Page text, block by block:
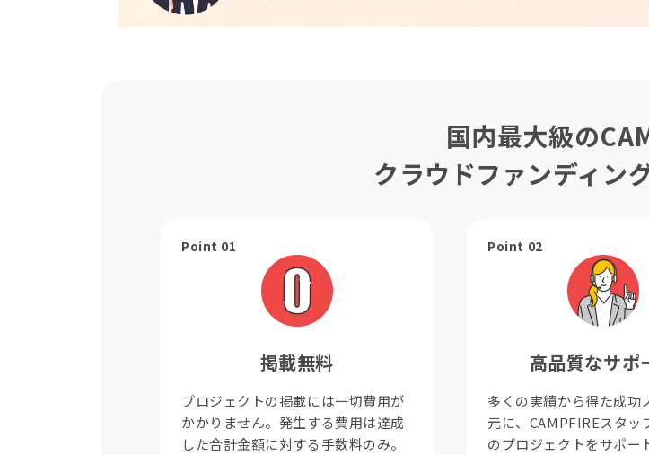
国内最大級の
クラウドファンディン
Point 01
掲載無料
プロジェクトの掲載には一切費用が
かかりません。発生する費用は達成
した合計金額に対する手数料のみ。
Point 02
高品質なサポ
多くの実績から得た成功
元に、CAMPFIREスタッ
のプロジェクトをサポー